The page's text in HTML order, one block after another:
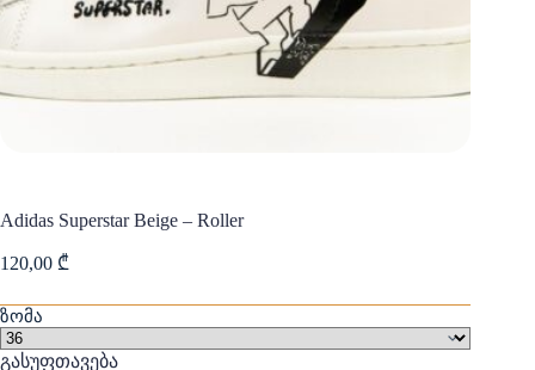
Adidas Superstar Beige – Roller
120,00 ₾
ზომა
გასუფთავება